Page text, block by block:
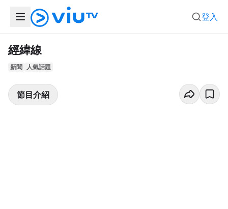
登入
經緯線
新聞 人氣話題
節目介紹